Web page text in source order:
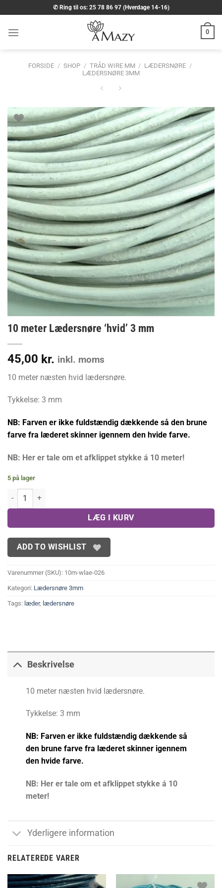
til
indhold
✆ Ring til os: 25 78 86 97 (Hverdage 14-16)
0
FORSIDE / SHOP / TRÅD WIRE MM / LÆDERSNØRE /
LÆDERSNØRE 3MM
10 meter Lædersnøre ‘hvid’ 3 mm
45,00 kr. inkl. moms
10 meter næsten hvid lædersnøre.
Tykkelse: 3 mm
NB: Farven er ikke fuldstændig dækkende så den brune
farve fra læderet skinner igennem den hvide farve.
NB: Her er tale om et afklippet stykke á 10 meter!
5 på lager
10 meter Lædersnøre 'hvid' 3 mm antal
LÆG I KURV
ADD TO WISHLIST
Varenummer (SKU): 10m-wlae-026
Kategori: Lædersnøre 3mm
Tags: læder, lædersnøre
Beskrivelse
10 meter næsten hvid lædersnøre.
Tykkelse: 3 mm
NB: Farven er ikke fuldstændig dækkende så
den brune farve fra læderet skinner igennem
den hvide farve.
NB: Her er tale om et afklippet stykke á 10
meter!
Yderligere information
RELATEREDE VARER